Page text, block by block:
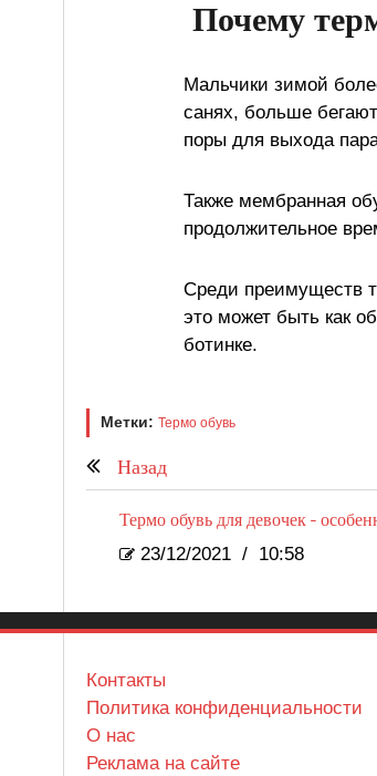
Почему
Мальчики зимой
санях, больше
поры для выхода
Также мембранная
продолжительное
Среди преимуществ
это может быть как
ботинке.
Метки: Термо обувь
Назад
Термо обувь для девочек -
23/12/2021 / 10:58
Контакты
Политика конфиденциальности
О нас
Реклама на сайте